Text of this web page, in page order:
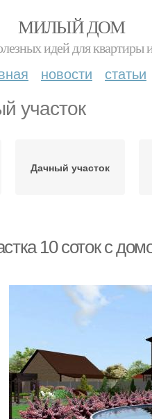
МИЛЫЙ ДОМ
идей для квартиры
новости статьи
участок
Дачный участок
10 соток с